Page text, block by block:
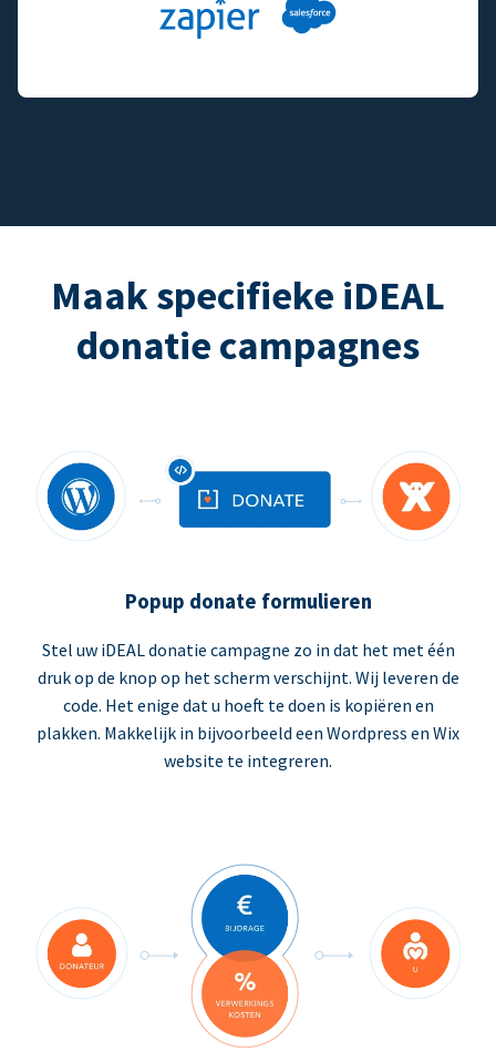
Maak specifieke iDEAL
donatie campagnes
Popup donate formulieren
Stel uw iDEAL donatie campagne zo in dat het met één
druk op de knop op het scherm verschijnt. Wij leveren de
code. Het enige dat u hoeft te doen is kopiëren en
plakken. Makkelijk in bijvoorbeeld een Wordpress en Wix
website te integreren.